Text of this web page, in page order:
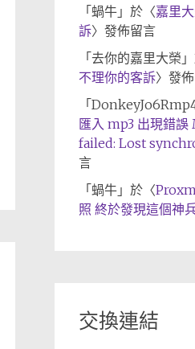
「 蝸牛」於〈嘉里
訴〉發佈留言
「 去你的嘉里大榮
不理你的客訴〉發
「
匯入 mp3 出現錯
failed: Lost
言
「 蝸牛」於〈
照 終於發現這個神
交換連結